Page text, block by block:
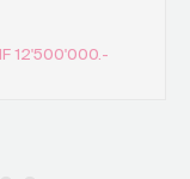
12'500'000.-